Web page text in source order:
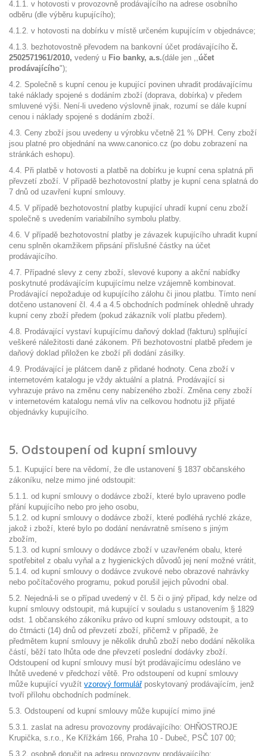
4.1.1. v hotovosti v provozovně prodávajícího na adrese osobního
odběru (dle výběru kupujícího);
4.1.2. v hotovosti na dobírku v místě určeném kupujícím v objednávce;
4.1.3. bezhotovostně převodem na bankovní účet prodávajícího č.
2502571961/2010, vedený u Fio banky, a.s.(dále jen ,,účet
prodávajícího");
4.2. Společně s kupní cenou je kupující povinen uhradit prodávajícímu
také náklady spojené s dodáním zboží (doprava, dobírka) v předem
smluvené výši. Není-li uvedeno výslovně jinak, rozumí se dále kupní
cenou i náklady spojené s dodáním zboží.
4.3. Ceny zboží jsou uvedeny u výrobku včetně 21 % DPH. Ceny zboží
jsou platné pro objednání na www.canonico.cz (po dobu zobrazení na
stránkách eshopu).
4.4. Při platbě v hotovosti a platbě na dobírku je kupní cena splatná při
převzetí zboží. V případě bezhotovostní platby je kupní cena splatná do
7 dnů od uzavření kupní smlouvy.
4.5. V případě bezhotovostní platby kupující uhradí kupní cenu zboží
společně s uvedením variabilního symbolu platby.
4.6. V případě bezhotovostní platby je závazek kupujícího uhradit kupní
cenu splněn okamžikem připsání příslušné částky na účet
prodávajícího.
4.7. Případné slevy z ceny zboží, slevové kupony a akční nabídky
poskytnuté prodávajícím kupujícímu nelze vzájemně kombinovat.
Prodávající nepožaduje od kupujícího zálohu či jinou platbu. Tímto není
dotčeno ustanovení čl. 4.4 a 4.5 obchodních podmínek ohledně uhrady
kupní ceny zboží předem (pokud zákazník volí platbu předem).
4.8. Prodávající vystaví kupujícímu daňový doklad (fakturu) splňující
veškeré náležitosti dané zákonem. Při bezhotovostní platbě předem je
daňový doklad přiložen ke zboží při dodání zásilky.
4.9. Prodávající je plátcem daně z přidané hodnoty. Cena zboží v
internetovém katalogu je vždy aktuální a platná. Prodávající si
vyhrazuje právo na změnu ceny nabízeného zboží. Změna ceny zboží
v internetovém katalogu nemá vliv na celkovou hodnotu již přijaté
objednávky kupujícího.
5. Odstoupení od kupní smlouvy
5.1. Kupující bere na vědomí, že dle ustanovení § 1837 občanského
zákoníku, nelze mimo jiné odstoupit:
5.1.1. od kupní smlouvy o dodávce zboží, které bylo upraveno podle
přání kupujícího nebo pro jeho osobu,
5.1.2. od kupní smlouvy o dodávce zboží, které podléhá rychlé zkáze,
jakož i zboží, které bylo po dodání nenávratně smíseno s jiným
zbožím,
5.1.3. od kupní smlouvy o dodávce zboží v uzavřeném obalu, které
spotřebitel z obalu vyňal a z hygienických důvodů jej není možné vrátit,
5.1.4. od kupní smlouvy o dodávce zvukové nebo obrazové nahrávky
nebo počítačového programu, pokud porušil jejich původní obal.
5.2. Nejedná-li se o případ uvedený v čl. 5 či o jiný případ, kdy nelze od
kupní smlouvy odstoupit, má kupující v souladu s ustanovením § 1829
odst. 1 občanského zákoníku právo od kupní smlouvy odstoupit, a to
do čtrnácti (14) dnů od převzetí zboží, přičemž v případě, že
předmětem kupní smlouvy je několik druhů zboží nebo dodání několika
částí, běží tato lhůta ode dne převzetí poslední dodávky zboží.
Odstoupení od kupní smlouvy musí být prodávajícímu odesláno ve
lhůtě uvedené v předchozí větě. Pro odstoupení od kupní smlouvy
může kupující využít vzorový formulářposkytovaný prodávajícím, jenž
tvoří přílohu obchodních podmínek.
5.3. Odstoupení od kupní smlouvy může kupující mimo jiné
5.3.1. zaslat na adresu provozovny prodávajícího: OHŇOSTROJE
Krupička, s.r.o., Ke Křížkám 166, Praha 10 - Dubeč, PSČ 107 00;
5.3.2. osobně doručit na adresu provozovny prodávajícího: